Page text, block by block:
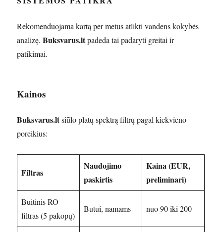
Rekomenduojama kartą per metus atlikti vandens kokybės
analizę.Buksvarus.ltpadeda tai padaryti greitai ir
patikimai.
Kainos
Buksvarus.ltsiūlo platų spektrą filtrų pagal kiekvieno
poreikius:
Filtras
Naudojimo
paskirtis
Kaina (EUR,
preliminari)
Buitinis RO
filtras (5 pakopų)
Butui, namams nuo 90 iki 200